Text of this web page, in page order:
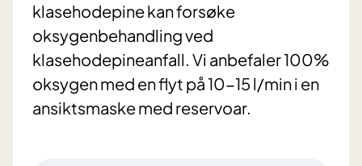
klasehodepine kan forsøke
oksygenbehandling ved
klasehodepineanfall. Vi anbefaler 100%
oksygen med en flyt på 10-15 l/min i en
ansiktsmaske med reservoar.